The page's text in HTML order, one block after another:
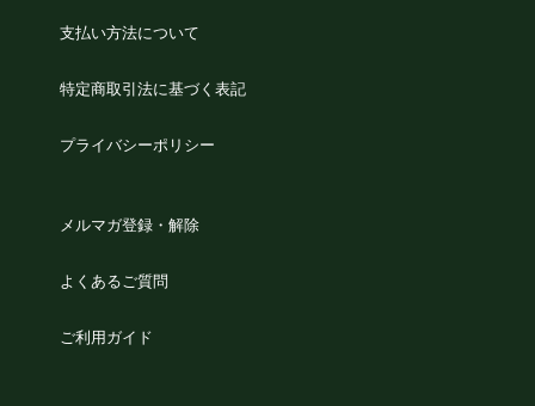
支払い方法について
特定商取引法に基づく表記
プライバシーポリシー
メルマガ登録・解除
よくあるご質問
ご利用ガイド